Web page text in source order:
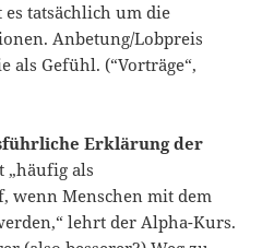
es tatsächlich um die
Anbetung/Lobpreis
als Gefühl. (“Vorträge“,
Erklärung der
„häufig als
wenn Menschen mit dem
lehrt der Alpha-Kurs.